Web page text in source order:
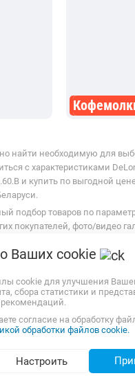
найти необходимую для
с характеристиками
и купить по выгодной
подбор товаров по
покупателей, фото/видео
комплекте поставки
сайты и каталоги
у продавца интересующие
сообщите нам об этом.
Ваших cookie
cookie для улучшения
сбора статистики и
согласие на обработку
обработки файлов cookie.
Настроить